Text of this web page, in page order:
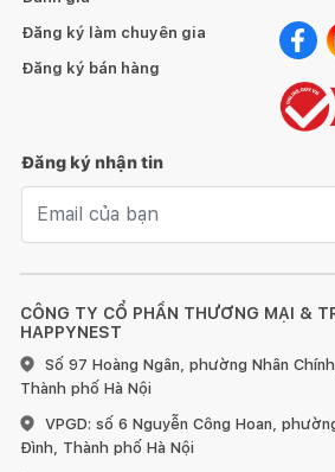
CÔNG TY CỔ PHẦN THƯƠNG MẠI &
HAPPYNEST
Số 97 Hoàng Ngân, phường Nhân
Thành phố Hà Nội
VPGD: số 6 Nguyễn Công Hoan,
Đình, Thành phố Hà Nội
Đăng ký làm chuyên gia
Đăng ký bán hàng
Đăng ký nhận tin